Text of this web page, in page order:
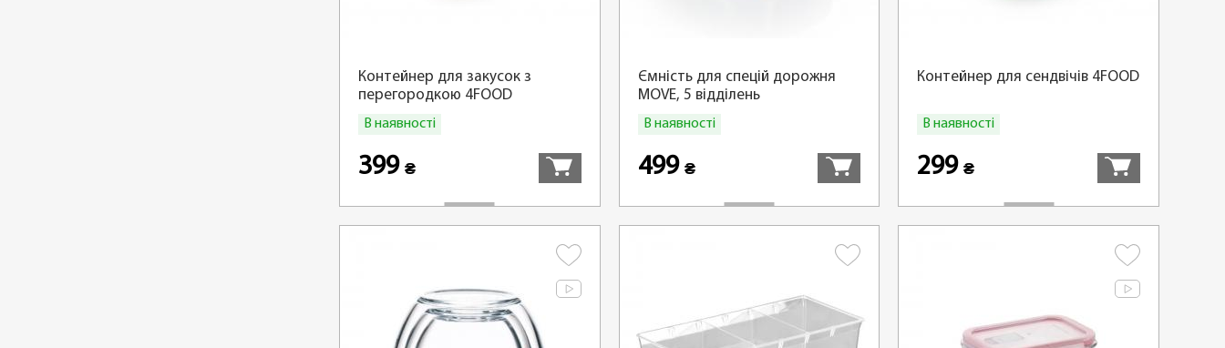
Контейнер для закусок з
перегородкою 4FOOD
В наявності
399 ₴
Ємність для спецій дорожня
MOVE, 5 відділень
В наявності
499 ₴
Контейнер для сендвічів 4FOOD
В наявності
299₴